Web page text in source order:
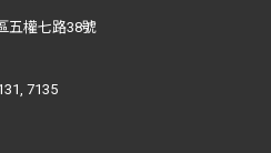
五權七路38號
7135